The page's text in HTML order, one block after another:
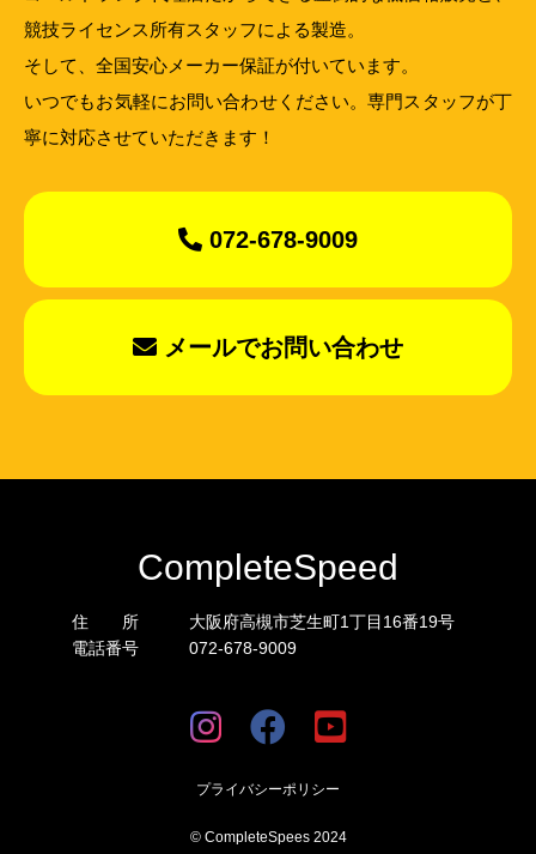
競技ライセンス所有スタッフによる製造。
そして、全国安心メーカー保証が付いています。
いつでもお気軽にお問い合わせください。専門スタッフが丁
寧に対応させていただきます！
072-678-9009
メールでお問い合わせ
CompleteSpeed
住 所
大阪府高槻市芝生町1丁目16番19号
電話番号
072-678-9009
プライバシーポリシー
© CompleteSpees 2024